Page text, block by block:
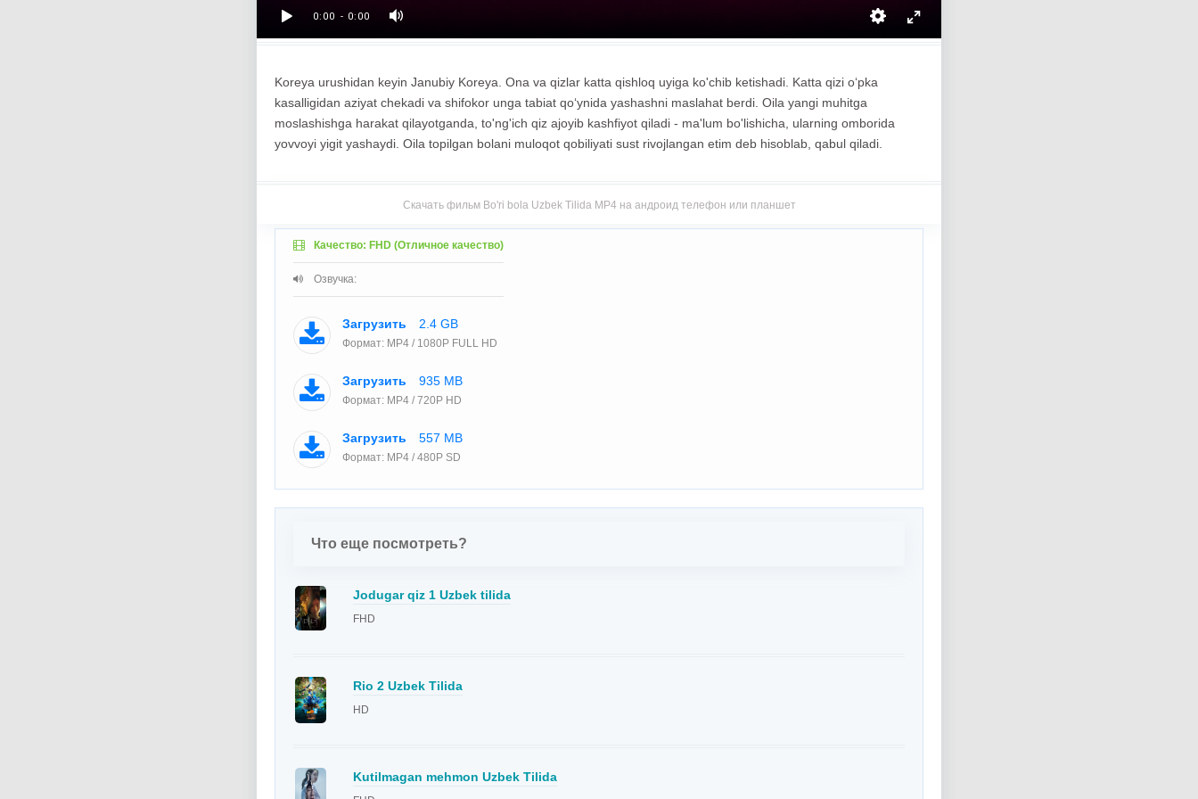
Koreya urushidan keyin Janubiy Koreya. Ona va qizlar katta qishloq uyiga ko'chib ketishadi. Katta qizi o‘pka
kasalligidan aziyat chekadi va shifokor unga tabiat qo‘ynida yashashni maslahat berdi. Oila yangi muhitga
moslashishga harakat qilayotganda, to'ng'ich qiz ajoyib kashfiyot qiladi - ma'lum bo'lishicha, ularning omborida
yovvoyi yigit yashaydi. Oila topilgan bolani muloqot qobiliyati sust rivojlangan etim deb hisoblab, qabul qiladi.
Скачать фильм Bo'ri bola Uzbek Tilida MP4 на андроид телефон или планшет
Качество: FHD (Отличное качество)
Озвучка:
Загрузить 2.4 GB
Формат: MP4 / 1080P FULL HD
Загрузить 935 MB
Формат: MP4 / 720P HD
Загрузить 557 MB
Формат: MP4 / 480P SD
Что еще посмотреть?
Jodugar qiz 1 Uzbek tilida
FHD
Rio 2 Uzbek Tilida
HD
Kutilmagan mehmon Uzbek Tilida